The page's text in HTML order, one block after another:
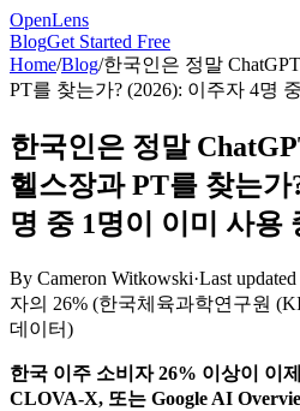
OpenLens
BlogGet Started Free
Home/Blog/한국인은 정말
PT를 찾는가? (2026): 이주자 4명
한국인은 정말
헬스장과 PT를 찾는가
명 중 1명이 이미 사용
By Cameron Witkowski·Last updated
자의 26% (한국체육과학연구원
데이터)
한국 이주 소비자 26% 이상이 이
CLOVA-X, 또는 Google AI